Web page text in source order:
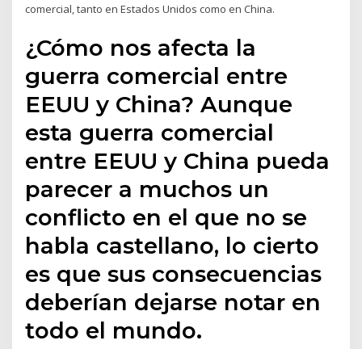
comercial, tanto en Estados Unidos como en China.
¿Cómo nos afecta la
guerra comercial entre
EEUU y China? Aunque
esta guerra comercial
entre EEUU y China pueda
parecer a muchos un
conflicto en el que no se
habla castellano, lo cierto
es que sus consecuencias
deberían dejarse notar en
todo el mundo.